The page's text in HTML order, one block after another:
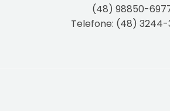
(48) 98850-
Telefone: (48)